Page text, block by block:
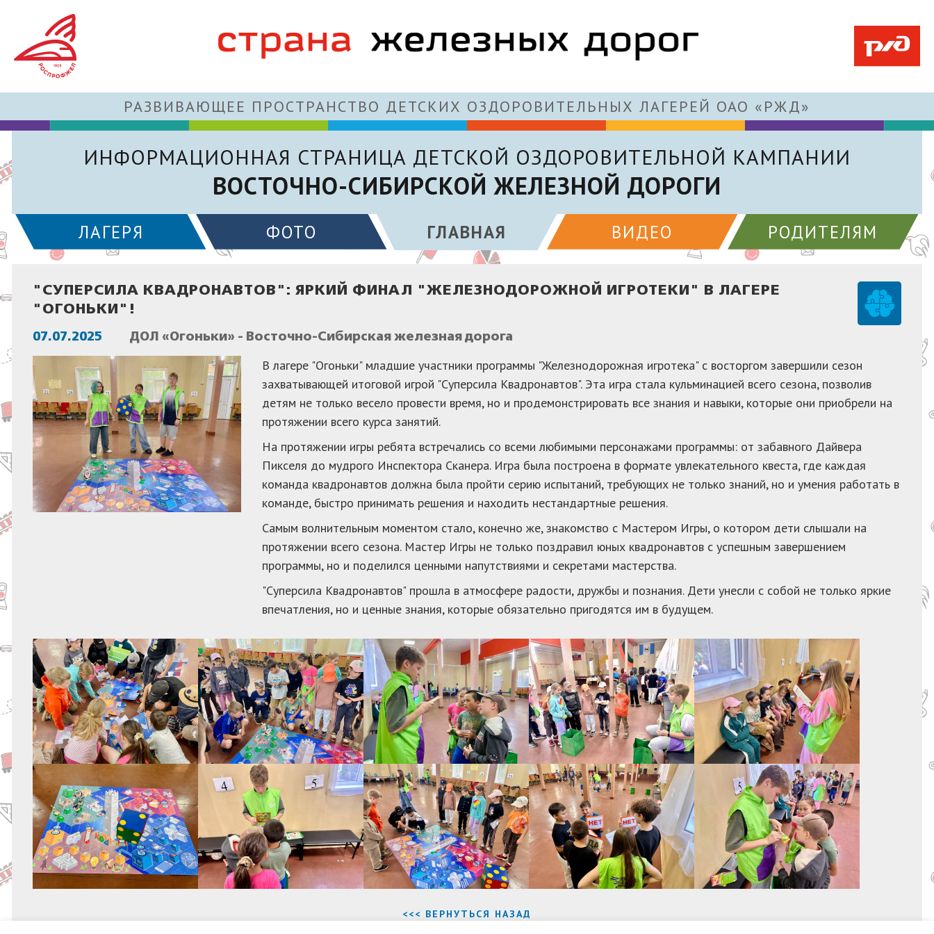
РАЗВИВАЮЩЕЕ ПРОСТРАНСТВО ДЕТСКИХ ОЗДОРОВИТЕЛЬНЫХ ЛАГЕРЕЙ ОАО «РЖД»
ИНФОРМАЦИОННАЯ СТРАНИЦА ДЕТСКОЙ ОЗДОРОВИТЕЛЬНОЙ КАМПАНИИ
ВОСТОЧНО-СИБИРСКОЙ ЖЕЛЕЗНОЙ ДОРОГИ
ЛАГЕРЯ ФОТО ГЛАВНАЯ ВИДЕО РОДИТЕЛЯМ
"СУПЕРСИЛА КВАДРОНАВТОВ": ЯРКИЙ ФИНАЛ "ЖЕЛЕЗНОДОРОЖНОЙ ИГРОТЕКИ" В ЛАГЕРЕ
"ОГОНЬКИ"!
07.07.2025 ДОЛ «Огоньки» - Восточно-Сибирская железная дорога
В лагере "Огоньки" младшие участники программы "Железнодорожная игротека" с восторгом завершили сезон
захватывающей итоговой игрой "Суперсила Квадронавтов". Эта игра стала кульминацией всего сезона, позволив
детям не только весело провести время, но и продемонстрировать все знания и навыки, которые они приобрели на
протяжении всего курса занятий.
На протяжении игры ребята встречались со всеми любимыми персонажами программы: от забавного Дайвера
Пикселя до мудрого Инспектора Сканера. Игра была построена в формате увлекательного квеста, где каждая
команда квадронавтов должна была пройти серию испытаний, требующих не только знаний, но и умения работать в
команде, быстро принимать решения и находить нестандартные решения.
Самым волнительным моментом стало, конечно же, знакомство с Мастером Игры, о котором дети слышали на
протяжении всего сезона. Мастер Игры не только поздравил юных квадронавтов с успешным завершением
программы, но и поделился ценными напутствиями и секретами мастерства.
"Суперсила Квадронавтов" прошла в атмосфере радости, дружбы и познания. Дети унесли с собой не только яркие
впечатления, но и ценные знания, которые обязательно пригодятся им в будущем.
<<< ВЕРНУТЬСЯ НАЗАД